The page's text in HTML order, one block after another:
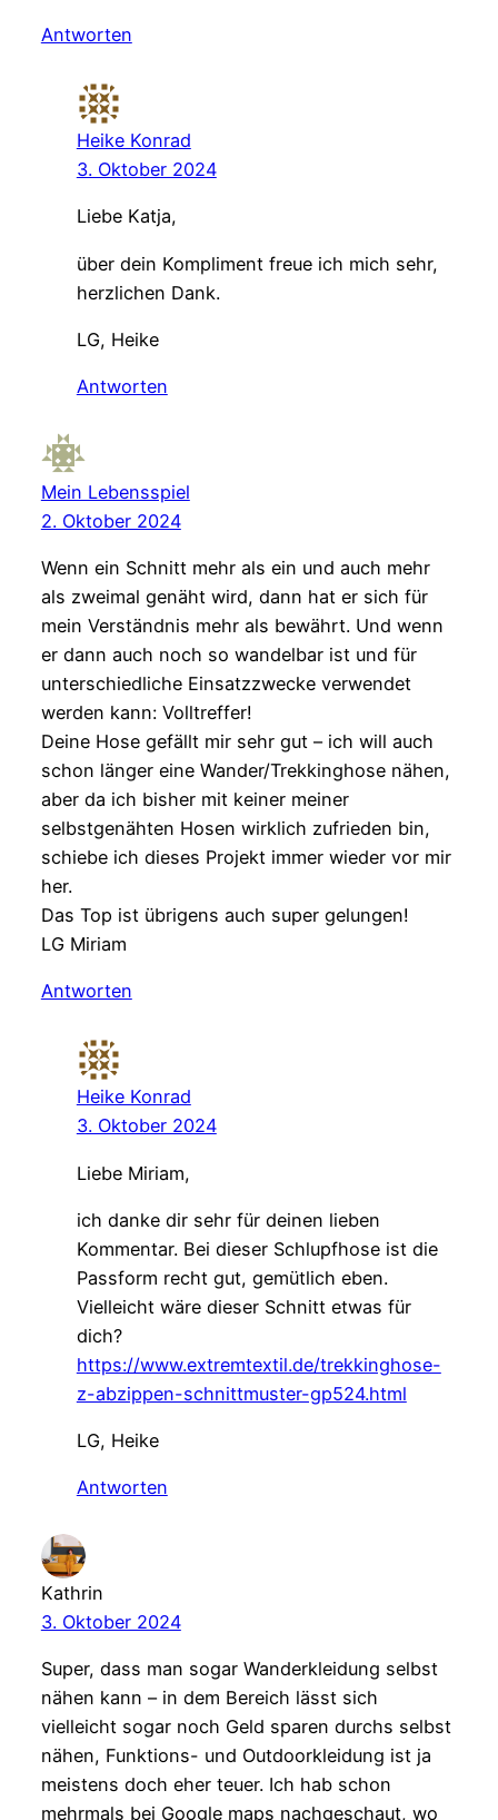
Antworten
Heike Konrad
3. Oktober 2024
Liebe Katja,
über dein Kompliment freue ich mich sehr,
herzlichen Dank.
LG, Heike
Antworten
Mein Lebensspiel
2. Oktober 2024
Wenn ein Schnitt mehr als ein und auch mehr
als zweimal genäht wird, dann hat er sich für
mein Verständnis mehr als bewährt. Und wenn
er dann auch noch so wandelbar ist und für
unterschiedliche Einsatzzwecke verwendet
werden kann: Volltreffer!
Deine Hose gefällt mir sehr gut – ich will auch
schon länger eine Wander/Trekkinghose nähen,
aber da ich bisher mit keiner meiner
selbstgenähten Hosen wirklich zufrieden bin,
schiebe ich dieses Projekt immer wieder vor mir
her.
Das Top ist übrigens auch super gelungen!
LG Miriam
Antworten
Heike Konrad
3. Oktober 2024
Liebe Miriam,
ich danke dir sehr für deinen lieben
Kommentar. Bei dieser Schlupfhose ist die
Passform recht gut, gemütlich eben.
Vielleicht wäre dieser Schnitt etwas für
dich?
https://www.extremtextil.de/trekkinghose-
z-abzippen-schnittmuster-gp524.html
LG, Heike
Antworten
Kathrin
3. Oktober 2024
Super, dass man sogar Wanderkleidung selbst
nähen kann – in dem Bereich lässt sich
vielleicht sogar noch Geld sparen durchs selbst
nähen, Funktions- und Outdoorkleidung ist ja
meistens doch eher teuer. Ich hab schon
mehrmals bei Google maps nachgeschaut, wo